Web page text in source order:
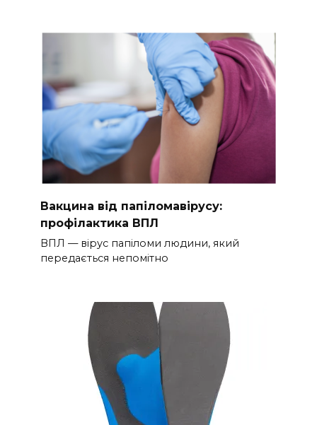
Вакцина від папіломавірусу:
профілактика ВПЛ
ВПЛ — вірус папіломи людини, який
передається непомітно